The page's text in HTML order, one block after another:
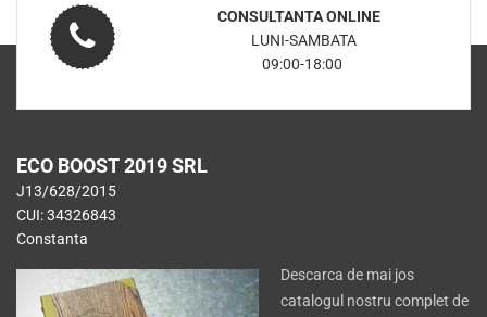
CONSULTANTA ONLINE
LUNI-SAMBATA
09:00-18:00
ECO BOOST 2019 SRL
J13/628/2015
CUI: 34326843
Constanta
Descarca de mai jos
catalogul nostru complet de